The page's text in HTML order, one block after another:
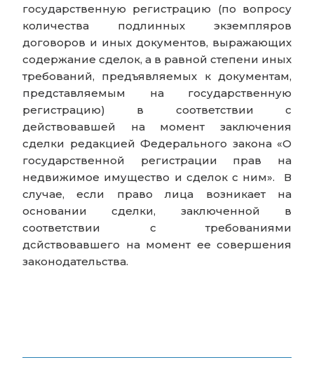
государственную регистрацию (по вопросу
количества подлинных экземпляров
договоров и иных документов, выражающих
содержание сделок, а в равной степени иных
требований, предъявляемых к документам,
представляемым на государственную
регистрацию) в соответствии с
действовавшей на момент заключения
сделки редакцией Федерального закона «О
государственной регистрации прав на
недвижимое имущество и сделок с ним». В
случае, если право лица возникает на
основании сделки, заключенной в
соответствии с требованиями
дсйствовавшего на момент ее совершения
законодательства.